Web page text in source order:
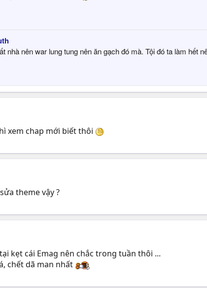
nhà nên war lung tung nên ăn gạch đó mà. Tội đó ta làm hết
xem chap mới biết thôi
theme vậy ?
kẹt cái Emag nên chắc trong tuần thôi ...
chết dã man nhất